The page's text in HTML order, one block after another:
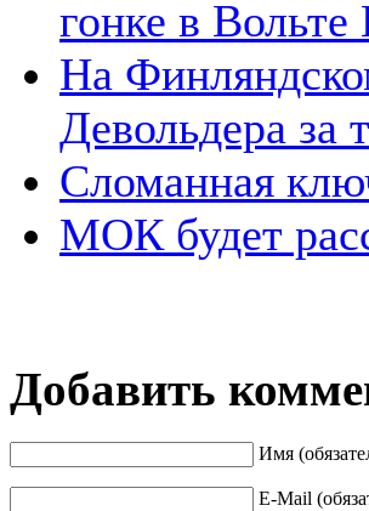
гонке в Вольте
На
Девольдера за
Сломанная
МОК будет
Добавить
Имя
E-Mail